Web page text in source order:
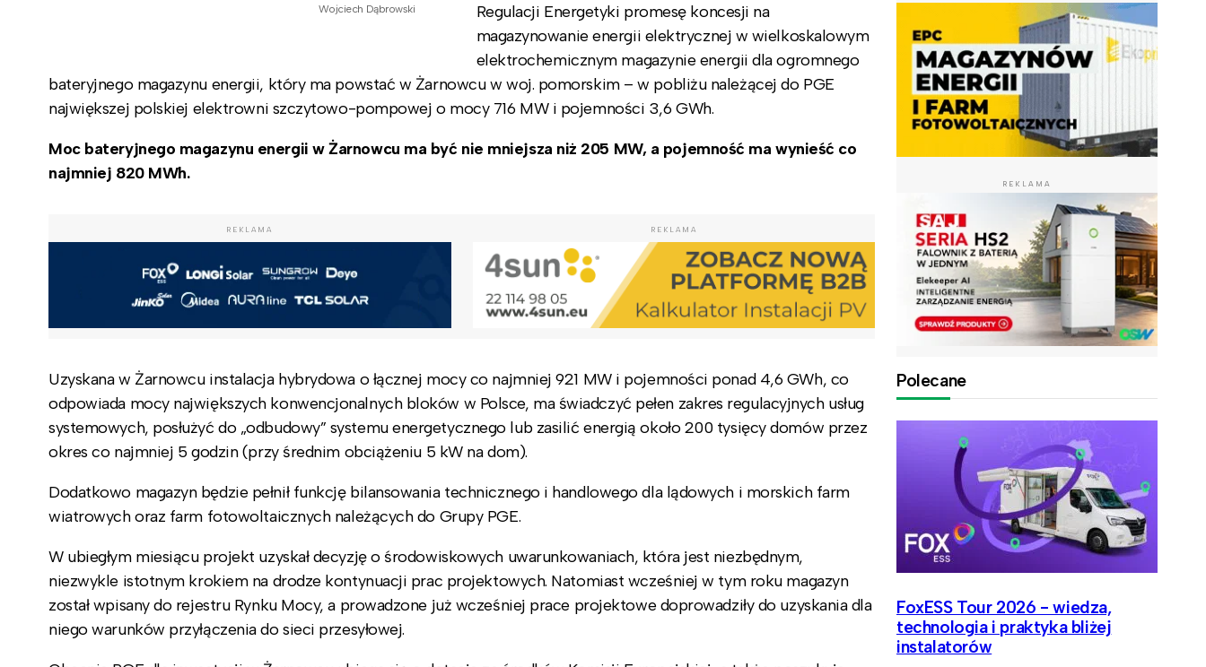
Wojciech Dąbrowski
Regulacji Energetyki promesę koncesji na
magazynowanie energii elektrycznej w wielkoskalowym
elektrochemicznym magazynie energii dla ogromnego
bateryjnego magazynu energii, który ma powstać w Żarnowcu w woj. pomorskim – w pobliżu należącej do PGE
największej polskiej elektrowni szczytowo-pompowej o mocy 716 MW i pojemności 3,6 GWh.
Moc bateryjnego magazynu energii w Żarnowcu ma być nie mniejsza niż 205 MW, a pojemność ma wynieść co
najmniej 820 MWh.
REKLAMA REKLAMA
Uzyskana w Żarnowcu instalacja hybrydowa o łącznej mocy co najmniej 921 MW i pojemności ponad 4,6 GWh, co
odpowiada mocy największych konwencjonalnych bloków w Polsce, ma świadczyć pełen zakres regulacyjnych usług
systemowych, posłużyć do „odbudowy” systemu energetycznego lub zasilić energią około 200 tysięcy domów przez
okres co najmniej 5 godzin (przy średnim obciążeniu 5 kW na dom).
Dodatkowo magazyn będzie pełnił funkcję bilansowania technicznego i handlowego dla lądowych i morskich farm
wiatrowych oraz farm fotowoltaicznych należących do Grupy PGE.
W ubiegłym miesiącu projekt uzyskał decyzję o środowiskowych uwarunkowaniach, która jest niezbędnym,
niezwykle istotnym krokiem na drodze kontynuacji prac projektowych. Natomiast wcześniej w tym roku magazyn
został wpisany do rejestru Rynku Mocy, a prowadzone już wcześniej prace projektowe doprowadziły do uzyskania dla
niego warunków przyłączenia do sieci przesyłowej.
REKLAMA
Polecane
FoxESS Tour 2026 - wiedza,
technologia i praktyka bliżej
instalatorów